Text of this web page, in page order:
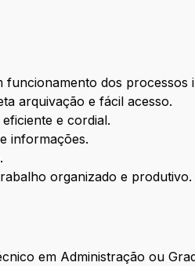
funcionamento dos processos
arquivação e fácil acesso.
e cordial.
informações.
organizado e produtivo.
em Administração ou